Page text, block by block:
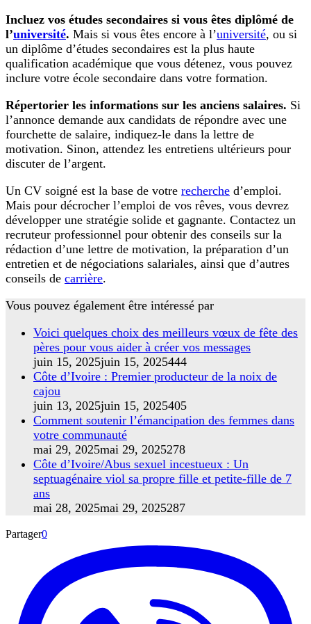
Incluez vos études secondaires si vous êtes diplômé de
l’université. Mais si vous êtes encore à l’université, ou si
un diplôme d’études secondaires est la plus haute
qualification académique que vous détenez, vous pouvez
inclure votre école secondaire dans votre formation.
Répertorier les informations sur les anciens salaires. Si
l’annonce demande aux candidats de répondre avec une
fourchette de salaire, indiquez-le dans la lettre de
motivation. Sinon, attendez les entretiens ultérieurs pour
discuter de l’argent.
Un CV soigné est la base de votre recherche d’emploi.
Mais pour décrocher l’emploi de vos rêves, vous devrez
développer une stratégie solide et gagnante. Contactez un
recruteur professionnel pour obtenir des conseils sur la
rédaction d’une lettre de motivation, la préparation d’un
entretien et de négociations salariales, ainsi que d’autres
conseils de carrière.
Vous pouvez également être intéressé par
Voici quelques choix des meilleurs vœux de fête des
pères pour vous aider à créer vos messages
juin 15, 2025juin 15, 2025444
Côte d’Ivoire : Premier producteur de la noix de
cajou
juin 13, 2025juin 15, 2025405
Comment soutenir l’émancipation des femmes dans
votre communauté
mai 29, 2025mai 29, 2025278
Côte d’Ivoire/Abus sexuel incestueux : Un
septuagénaire viol sa propre fille et petite-fille de 7
ans
mai 28, 2025mai 29, 2025287
Partager0